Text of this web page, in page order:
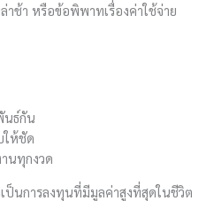
ช้า หรือข้อพิพาทเรื่องค่าใช้จ่าย
นธ์กัน
ให้ชัด
นทุกงวด
ป็นการลงทุนที่มีมูลค่าสูงที่สุดในชีวิต